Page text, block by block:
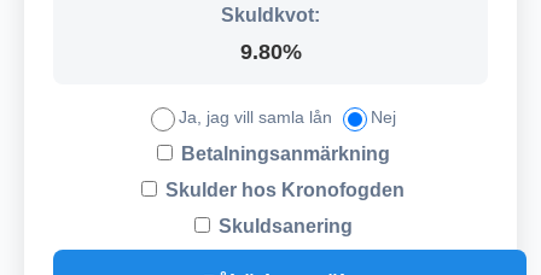
Skuldkvot:
9.80%
Ja, jag vill samla lån Nej
Betalningsanmärkning
Skulder hos Kronofogden
Skuldsanering